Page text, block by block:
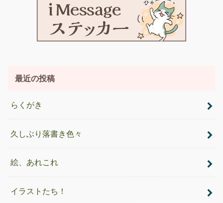
最近の投稿
らくがき
久しぶり落書き色々
絵、あれこれ
イラストたち！